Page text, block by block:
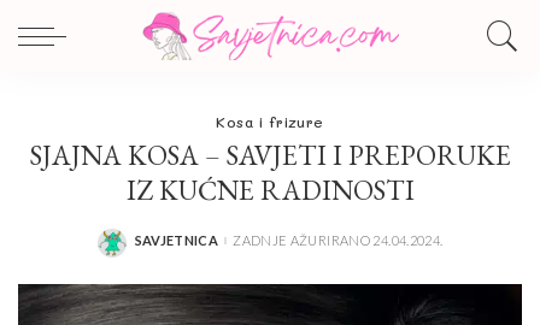
Kosa i frizure
SJAJNA KOSA – SAVJETI I PREPORUKE
IZ KUĆNE RADINOSTI
POSTED
SAVJETNICA ZADNJE AŽURIRANO 24.04.2024.